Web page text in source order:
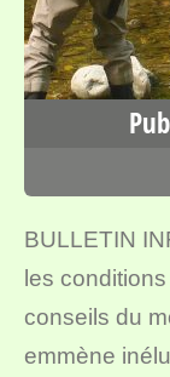
BULLETIN
les
conseils du
emmène